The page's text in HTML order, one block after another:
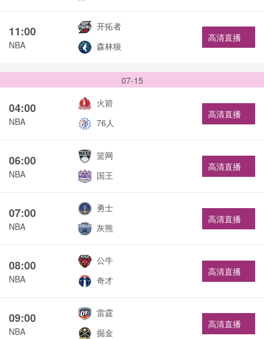
11:00
NBA
开拓者
森林狼
高清直播
07-15
04:00
NBA
火箭
76人
高清直播
06:00
NBA
篮网
国王
高清直播
07:00
NBA
勇士
灰熊
高清直播
08:00
NBA
公牛
奇才
高清直播
09:00
NBA
雷霆
掘金
高清直播